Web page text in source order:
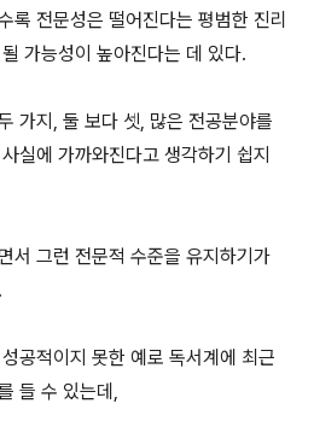
록 전문성은 떨어진다는 평범한 진리
가능성이 높아진다는 데 있다.
가지, 둘 보다 셋, 많은 전공분야를
실에 가까와진다고 생각하기 쉽지
서 그런 전문적 수준을 유지하기가
공적이지 못한 예로 독서계에 최근
들 수 있는데,